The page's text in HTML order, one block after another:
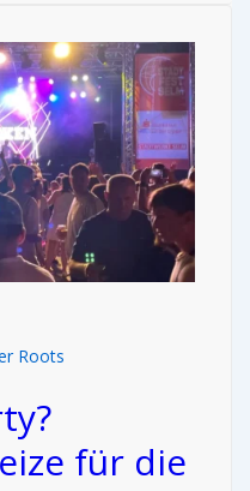
Roots
für die